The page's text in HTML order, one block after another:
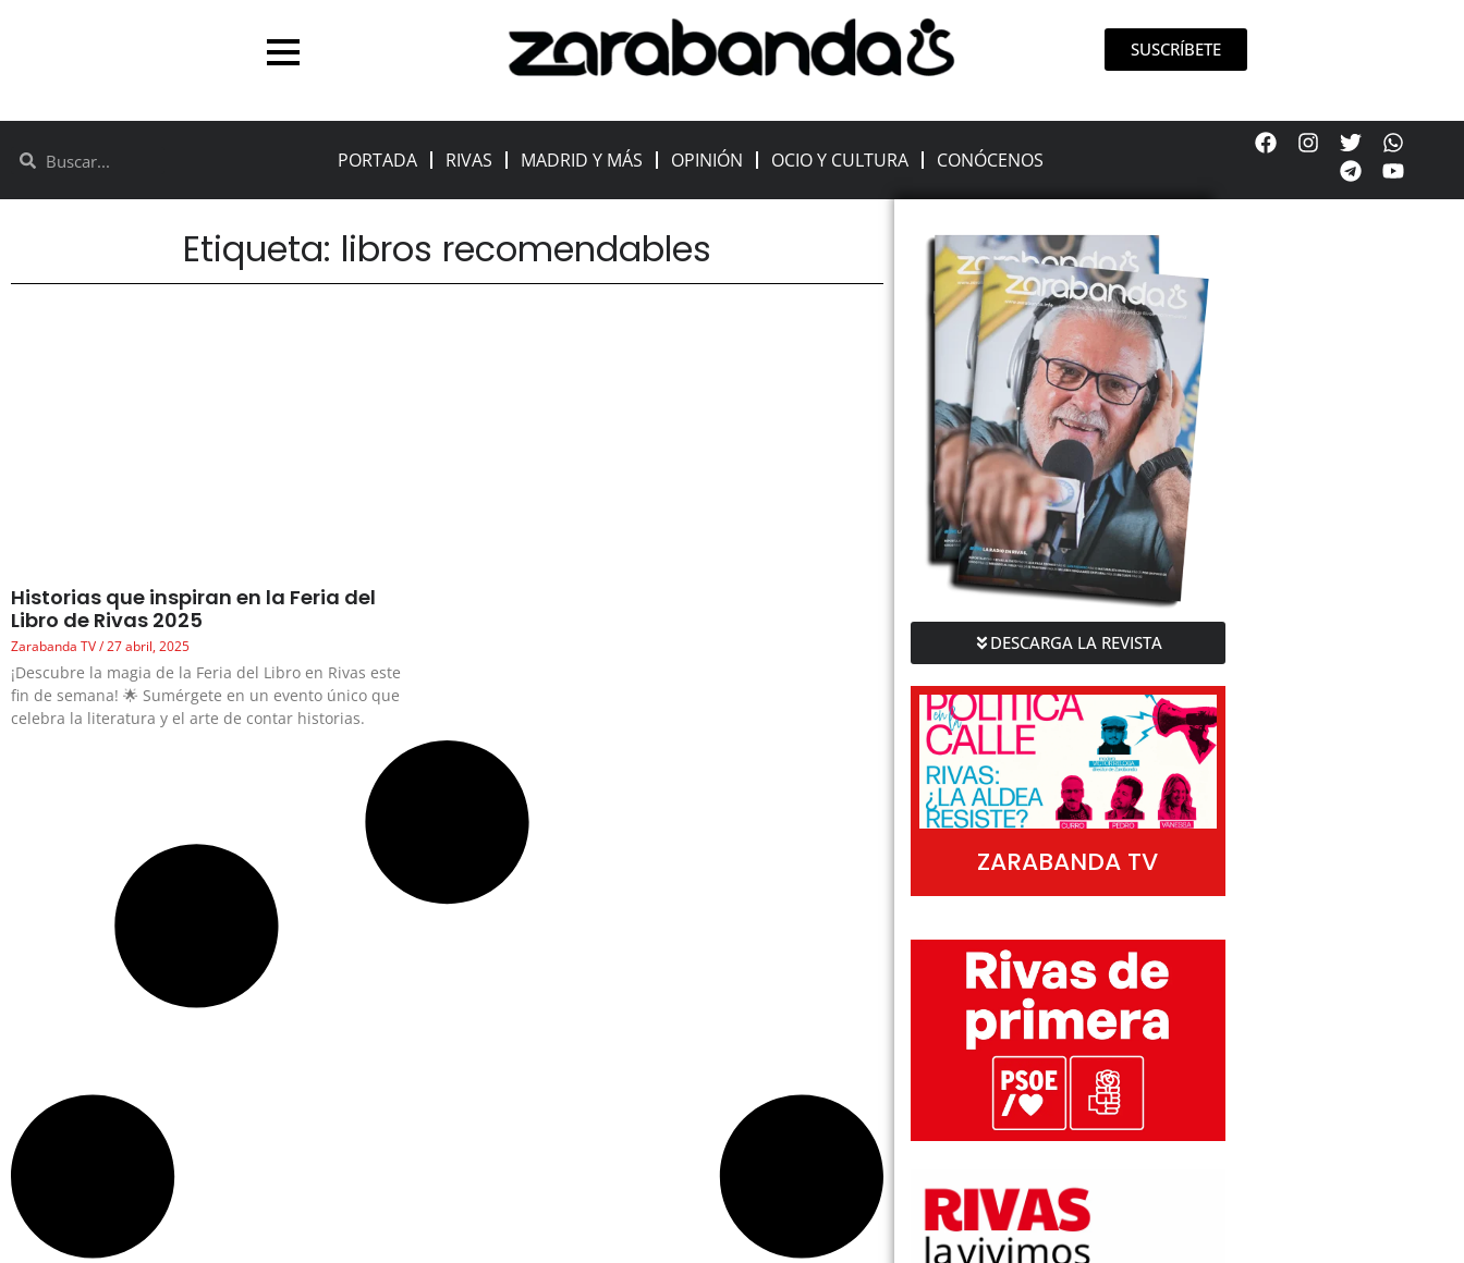
SUSCRÍBETE
PORTADA RIVAS MADRID Y MÁS OPINIÓN OCIO Y CULTURA CONÓCENOS
Etiqueta: libros recomendables
Historias que inspiran en la Feria del
Libro de Rivas 2025
Zarabanda TV 27 abril, 2025
¡Descubre la magia de la Feria del Libro en Rivas este
fin de semana! 🌟 Sumérgete en un evento único que
celebra la literatura y el arte de contar historias.
DESCARGA LA REVISTA
ZARABANDA TV